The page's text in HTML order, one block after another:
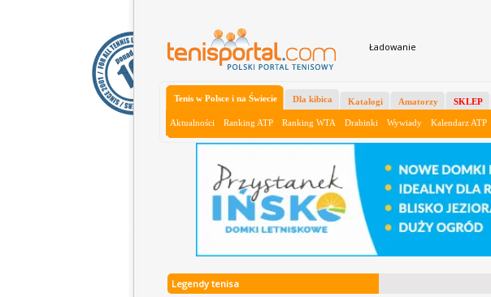
Ładowanie
Tenis w Polsce i na Świecie
Aktualności Ranking ATP Ranking WTA Drabinki Wywiady Kalendarz ATP
Dla kibica Katalogi Amatorzy SKLEP
Legendy tenisa